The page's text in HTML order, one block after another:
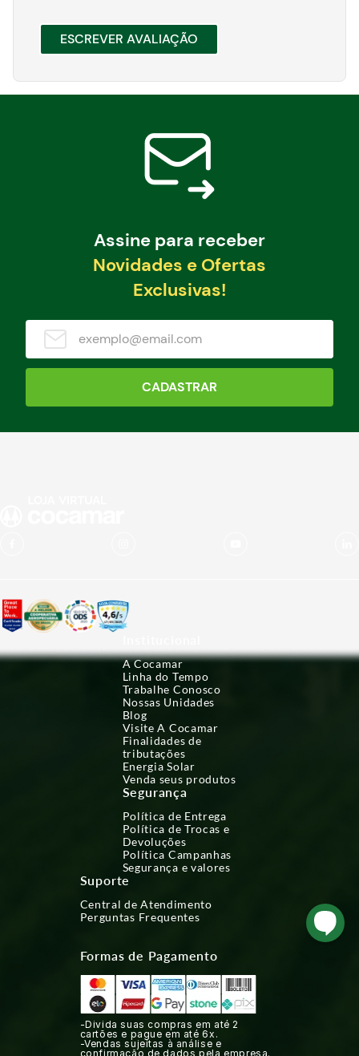
ESCREVER AVALIAÇÃO
Assine para receber
Novidades e Ofertas
Exclusivas!
CADASTRAR
A Cocamar
Linha do Tempo
Trabalhe Conosco
Nossas Unidades
Blog
Visite A Cocamar
Finalidades de
tributações
Energia Solar
Venda seus produtos
Segurança
Política de Entrega
Política de Trocas e
Devoluções
Política Campanhas
Segurança e valores
Suporte
Central de Atendimento
Perguntas Frequentes
Formas de Pagamento
-Divida suas compras em até 2
cartões e pague em até 6x.
-Vendas sujeitas à análise e
confirmação de dados pela empresa.